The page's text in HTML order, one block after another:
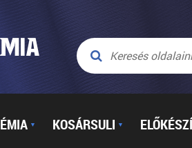
▼ KOSÁRSULI ▼